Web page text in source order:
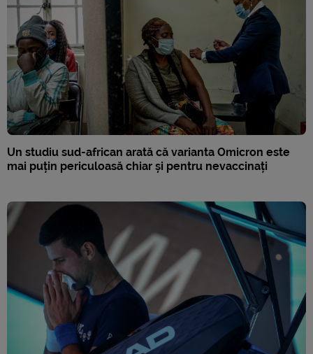
Un studiu sud-african arată că varianta Omicron este
mai puțin periculoasă chiar și pentru nevaccinați